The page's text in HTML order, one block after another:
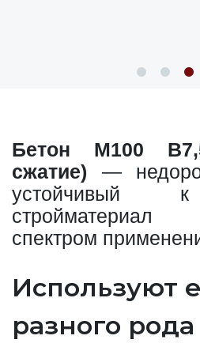
Бетон М100
сжатие) —
устойчивый к
спектром
Используют
разного